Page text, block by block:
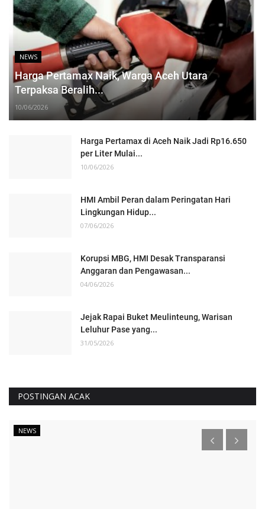
NEWS
Harga Pertamax Naik, Warga Aceh Utara
Terpaksa Beralih...
10/06/2026
Harga Pertamax di Aceh Naik Jadi Rp16.650
per Liter Mulai...
10/06/2026
HMI Ambil Peran dalam Peringatan Hari
Lingkungan Hidup...
07/06/2026
Korupsi MBG, HMI Desak Transparansi
Anggaran dan Pengawasan...
04/06/2026
Jejak Rapai Buket Meulinteung, Warisan
Leluhur Pase yang...
31/05/2026
POSTINGAN ACAK
NEWS